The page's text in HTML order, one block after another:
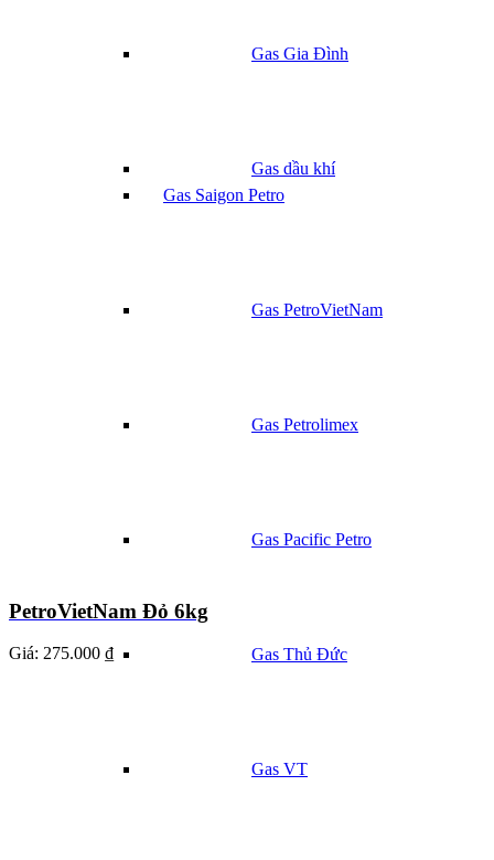
Gas Gia Đình
Gas dầu khí
Gas Saigon Petro
Gas PetroVietNam
Gas Petrolimex
Gas Pacific Petro
Gas Thủ Đức
Gas VT
PetroVietNam Đỏ 6kg
Giá: 275.000 ₫